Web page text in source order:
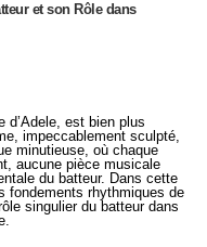
et son Rôle dans
d’Adele, est bien plus
impeccablement sculpté,
minutieuse, où chaque
aucune pièce musicale
du batteur. Dans cette
fondements rhythmiques de
singulier du batteur dans